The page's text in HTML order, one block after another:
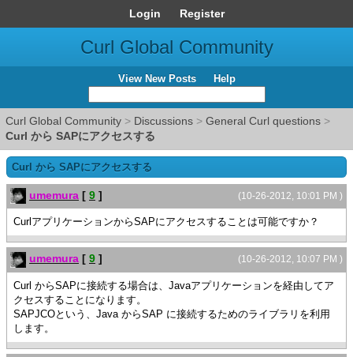
Login Register
Curl Global Community
View New Posts Help
Curl Global Community > Discussions > General Curl questions >
Curl から SAPにアクセスする
Curl から SAPにアクセスする
(10-26-2012, 10:01 PM )
umemura [ 9 ]
CurlアプリケーションからSAPにアクセスすることは可能ですか？
(10-26-2012, 10:07 PM )
umemura [ 9 ]
Curl からSAPに接続する場合は、Javaアプリケーションを経由してア
クセスすることになります。
SAPJCOという、Java からSAP に接続するためのライブラリを利用
します。